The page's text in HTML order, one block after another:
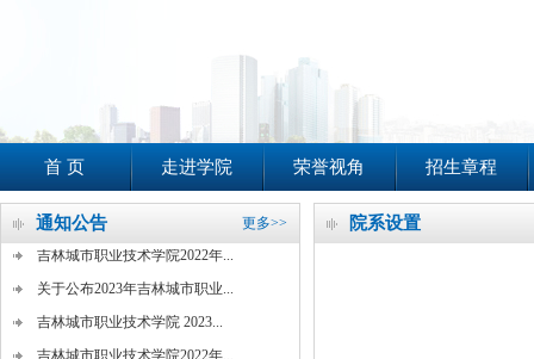
首 页 走进学院 荣誉视角 招生章程
通知公告 更多>>
吉林城市职业技术学院2026年...
吉林城市职业技术学院2026年...
吉林城市职业技术学院2022年...
院系设置